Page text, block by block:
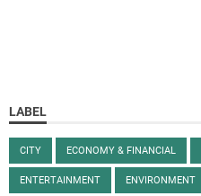
LABEL
CITY ECONOMY & FINANCIAL
ENTERTAINMENT ENVIRONMENT